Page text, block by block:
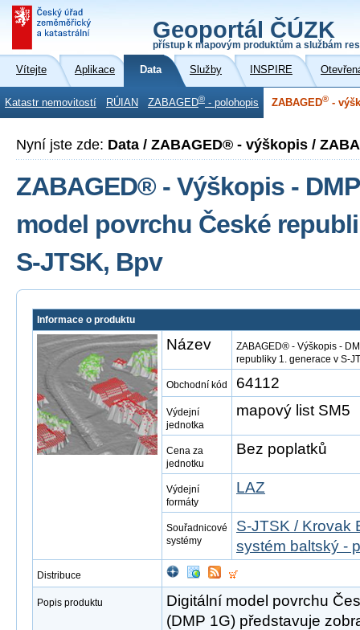
Geoportál ČÚZK
přístup k mapovým produktům a službám
Vítejte Aplikace Data Služby INSPIRE
Katastr nemovitostí RÚIAN ZABAGED® - polohopis ZABAGED® -
Nyní jste zde: Data / ZABAGED® - výškopis /
ZABAGED® - Výškopis -
model povrchu České
S-JTSK, Bpv
Informace o produktu
Název
ZABAGED® - Výškopis -
republiky 1. generace v S-
Obchodní kód 64112
Výdejní
jednotka
mapový list SM5
Cena za
jednotku
Bez poplatků
Výdejní
formáty
LAZ
Souřadnicové
systémy
S-JTSK / Krovak
systém baltský -
Distribuce
Popis produktu
Digitální model povrchu
(DMP 1G) představuje